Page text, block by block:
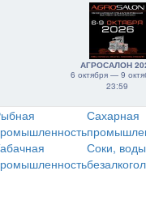
АГРОСАЛОН
6 октября — 9
23:59
Сахарная
Соки,